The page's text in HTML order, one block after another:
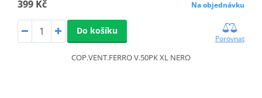
399 Kč Na objednávku
Do košíku
Porovnat
COP.VENT.FERRO V.50PK XL NERO